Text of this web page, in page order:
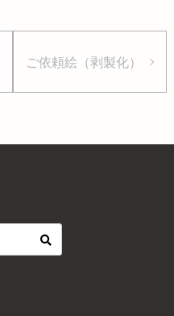
ご依頼絵（剥製化）